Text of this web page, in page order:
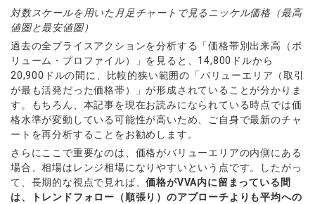
対数スケールを用いた月足チャートで見るニッケル価格（最高
値圏と最安値圏）
過去の全プライスアクションを分析する「価格帯別出来高（ボ
リューム・プロファイル）」を見ると、14,800ドルから
20,900ドルの間に、比較的狭い範囲の「バリューエリア（取引
が最も活発だった価格帯）」が形成されていることが分かりま
す。もちろん、本記事を現在お読みになられている時点では価
格水準が変動している可能性が高いため、ご自身で最新のチャ
ートを再分析することをお勧めします。
さらにここで重要なのは、価格がバリューエリアの内側にある
場合、相場はレンジ相場になりやすいという点です。したがっ
て、長期的な視点で見れば、価格がVVA内に留まっている間
は、トレンドフォロー（順張り）のアプローチよりも平均への